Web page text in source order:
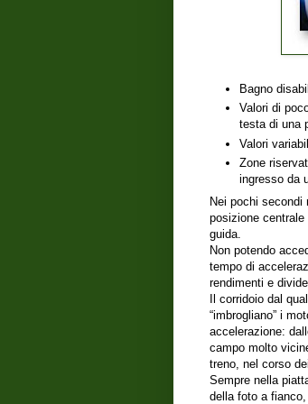
Bagno
Valori di
testa di una
Valori
Zone
ingresso da
Nei pochi secondi
posizione
guida.
Non potendo
tempo di
rendimenti e
Il corridoio dal
“imbrogliano” i
accelerazione:
campo molto
treno, nel corso
Sempre nella
della foto a